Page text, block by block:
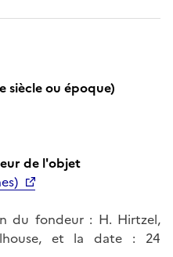
siècle ou époque)
de l'objet
du fondeur : H. Hirtzel,
et la date : 24